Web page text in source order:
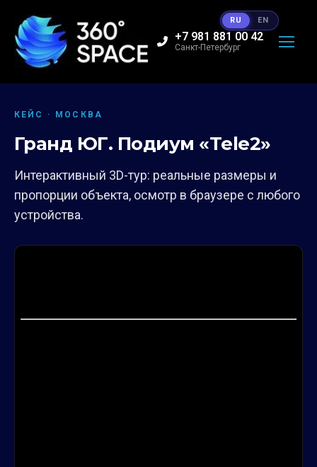
+7 981 881 00 42
Санкт-Петербург
КЕЙС · МОСКВА
Гранд ЮГ. Подиум «Tele2»
Интерактивный 3D-тур: реальные размеры и
пропорции объекта, осмотр в браузере с любого
устройства.
RU EN